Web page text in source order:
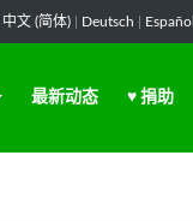
中文 (简体) Deutsch Español
最新动态 ♥ 捐助